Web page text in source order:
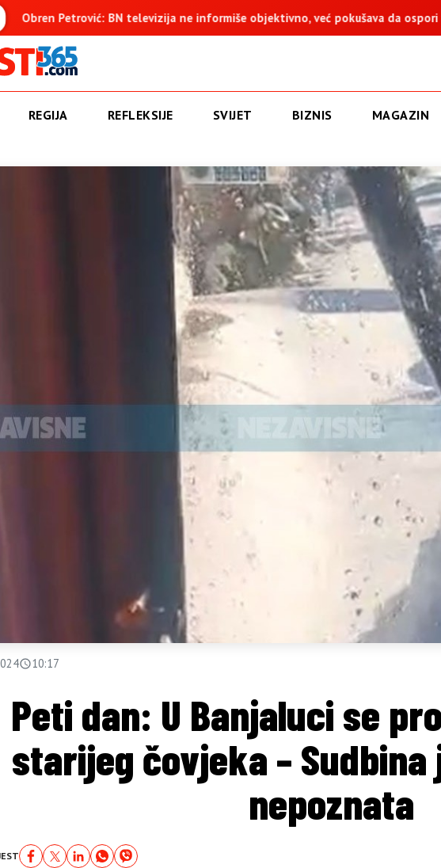
ne informiše objektivno, već pokušava da ospori vodovod na Vučijaku
REGIJA REFLEKSIJE SVIJET BIZNIS MAGAZIN
10:17
Peti dan: U Banjaluci se
starijeg čovjeka – Sudbina
nepoznata